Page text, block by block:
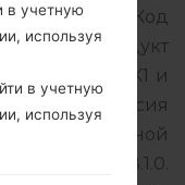
SM-J710MN. Код
Продукт
и
MODEM версия
операционной
Oreo 8.1.0.
в учетную
используя
в учетную
используя